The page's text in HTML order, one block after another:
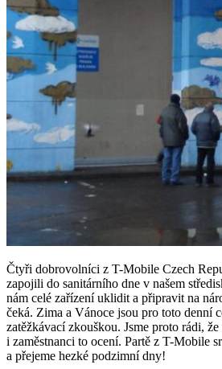
Čtyři dobrovolníci z T-Mobile Czech
zapojili do sanitárního dne v našem
nám celé zařízení uklidit a připravit na
čeká. Zima a Vánoce jsou pro toto denní
zatěžkávací zkouškou. Jsme proto rádi,
i zaměstnanci to ocení. Partě z T-Mobile
a přejeme hezké podzimní dny!